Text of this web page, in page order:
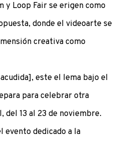
y Loop Fair se erigen como
donde el videoarte se
creativa como
este el lema bajo el
para celebrar otra
del 13 al 23 de noviembre.
evento dedicado a la